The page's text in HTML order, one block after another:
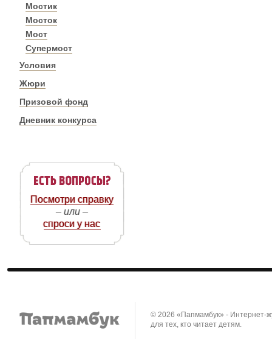
Мостик
Мосток
Мост
Супермост
Условия
Жюри
Призовой фонд
Дневник конкурса
Посмотри справку
– или –
спроси у нас
© 2026 «Папмамбук» - Интернет-
для тех, кто читает детям.